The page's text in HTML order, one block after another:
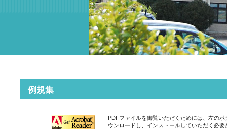
例規集
PDFファイルを御覧いただくためには、左の
ウンロードし、インストールしていただく必要